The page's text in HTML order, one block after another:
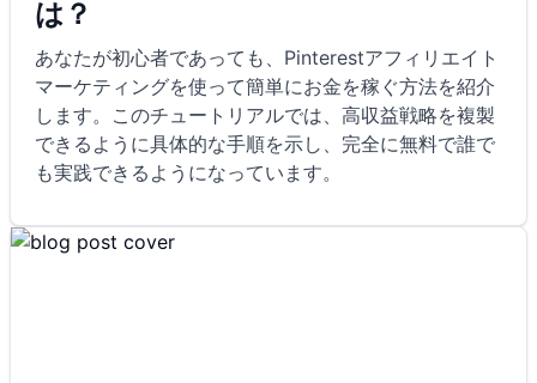
は？
あなたが初心者であっても、Pinterestアフィリエイト
マーケティングを使って簡単にお金を稼ぐ方法を紹介
します。このチュートリアルでは、高収益戦略を複製
できるように具体的な手順を示し、完全に無料で誰で
も実践できるようになっています。